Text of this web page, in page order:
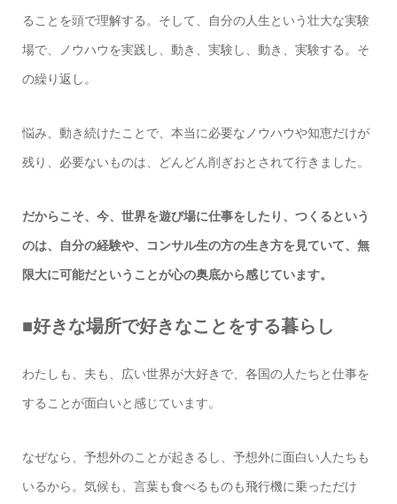
ることを頭で理解する。そして、自分の人生という壮大な実験
場で、ノウハウを実践し、動き、実験し、動き、実験する。そ
の繰り返し。
悩み、動き続けたことで、本当に必要なノウハウや知恵だけが
残り、必要ないものは、どんどん削ぎおとされて行きました。
だからこそ、今、世界を遊び場に仕事をしたり、つくるという
のは、自分の経験や、コンサル生の方の生き方を見ていて、無
限大に可能だということが心の奥底から感じています。
■好きな場所で好きなことをする暮らし
わたしも、夫も、広い世界が大好きで、各国の人たちと仕事を
することが面白いと感じています。
なぜなら、予想外のことが起きるし、予想外に面白い人たちも
いるから。気候も、言葉も食べるものも飛行機に乗っただけ